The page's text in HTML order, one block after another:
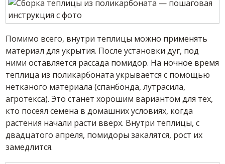
Помимо всего, внутри теплицы можно применять
материал для укрытия. После установки дуг, под
ними оставляется рассада помидор. На ночное время
теплица из поликарбоната укрывается с помощью
нетканого материала (спанбонда, лутрасила,
агротекса). Это станет хорошим вариантом для тех,
кто посеял семена в домашних условиях, когда
растения начали расти вверх. Внутри теплицы, с
двадцатого апреля, помидоры закалятся, рост их
замедлится.